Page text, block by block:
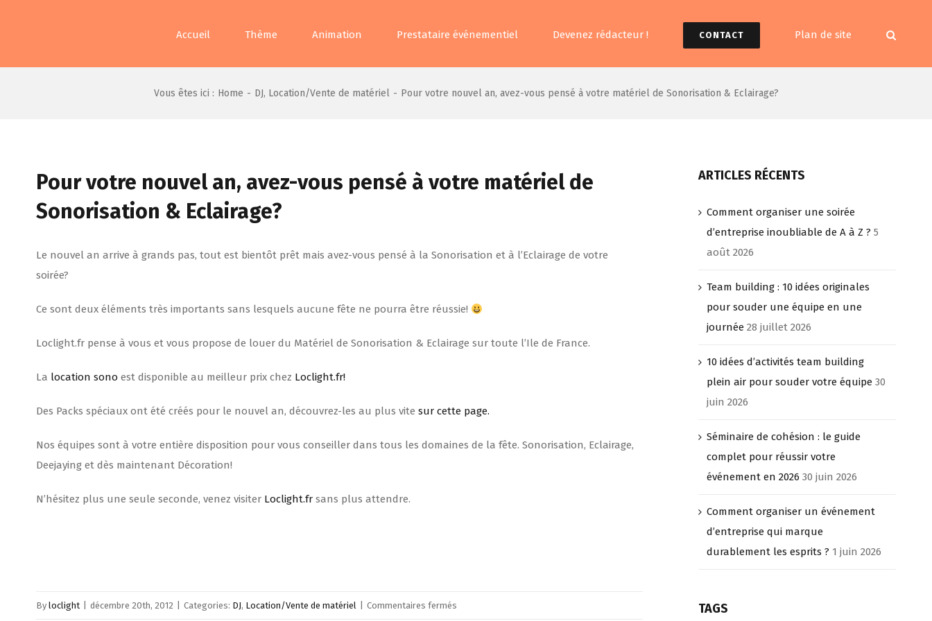
Accueil Thème Animation Prestataire événementiel Devenez rédacteur ! CONTACT Plan de site
Vous êtes ici : Home - DJ, Location/Vente de matériel - Pour votre nouvel an, avez-vous pensé à votre matériel de Sonorisation & Eclairage?
Pour votre nouvel an, avez-vous pensé à votre matériel de
Sonorisation & Eclairage?
Le nouvel an arrive à grands pas, tout est bientôt prêt mais avez-vous pensé à la Sonorisation et à l’Eclairage de votre
soirée?
Ce sont deux éléments très importants sans lesquels aucune fête ne pourra être réussie!
Loclight.fr pense à vous et vous propose de louer du Matériel de Sonorisation & Eclairage sur toute l’Ile de France.
La location sono est disponible au meilleur prix chez Loclight.fr!
Des Packs spéciaux ont été créés pour le nouvel an, découvrez-les au plus vite sur cette page.
Nos équipes sont à votre entière disposition pour vous conseiller dans tous les domaines de la fête. Sonorisation, Eclairage,
Deejaying et dès maintenant Décoration!
N’hésitez plus une seule seconde, venez visiter Loclight.fr sans plus attendre.
By loclight décembre 20th, 2012 Categories: DJ, Location/Vente de matériel Commentaires fermés
ARTICLES RÉCENTS
Comment organiser une soirée
d’entreprise inoubliable de A à Z ? 5
août 2026
Team building : 10 idées originales
pour souder une équipe en une
journée 28 juillet 2026
10 idées d’activités team building
plein air pour souder votre équipe 30
juin 2026
Séminaire de cohésion : le guide
complet pour réussir votre
événement en 2026 30 juin 2026
Comment organiser un événement
d’entreprise qui marque
durablement les esprits ? 1 juin 2026
TAGS